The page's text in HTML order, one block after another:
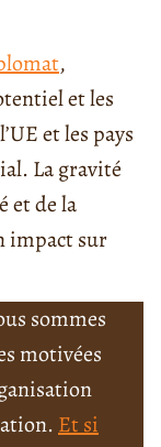
,
et les
et les pays
La gravité
et de la
impact sur
sommes
motivées
Et si